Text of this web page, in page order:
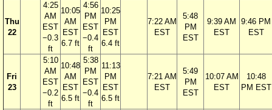
Thu
22
4:25
AM
EST
−0.3
ft
10:05
AM
EST
6.7 ft
4:56
PM
EST
−0.4
ft
10:25
PM
EST
6.4 ft
7:22 AM
EST
5:48
PM
EST
9:39 AM
EST
9:46 PM
EST
Fri
23
5:10
AM
EST
−0.2
ft
10:48
AM
EST
6.5 ft
5:38
PM
EST
−0.4
ft
11:13
PM
EST
6.5 ft
7:21 AM
EST
5:49
PM
EST
10:07 AM
EST
10:48
PM EST